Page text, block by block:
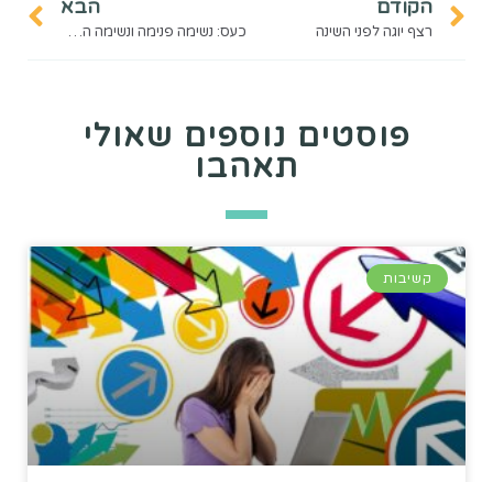
הקודם
רצף יוגה לפני השינה
הבא
כעס: נשימה פנימה ונשימה החוצה
פוסטים נוספים שאולי
תאהבו
קשיבות